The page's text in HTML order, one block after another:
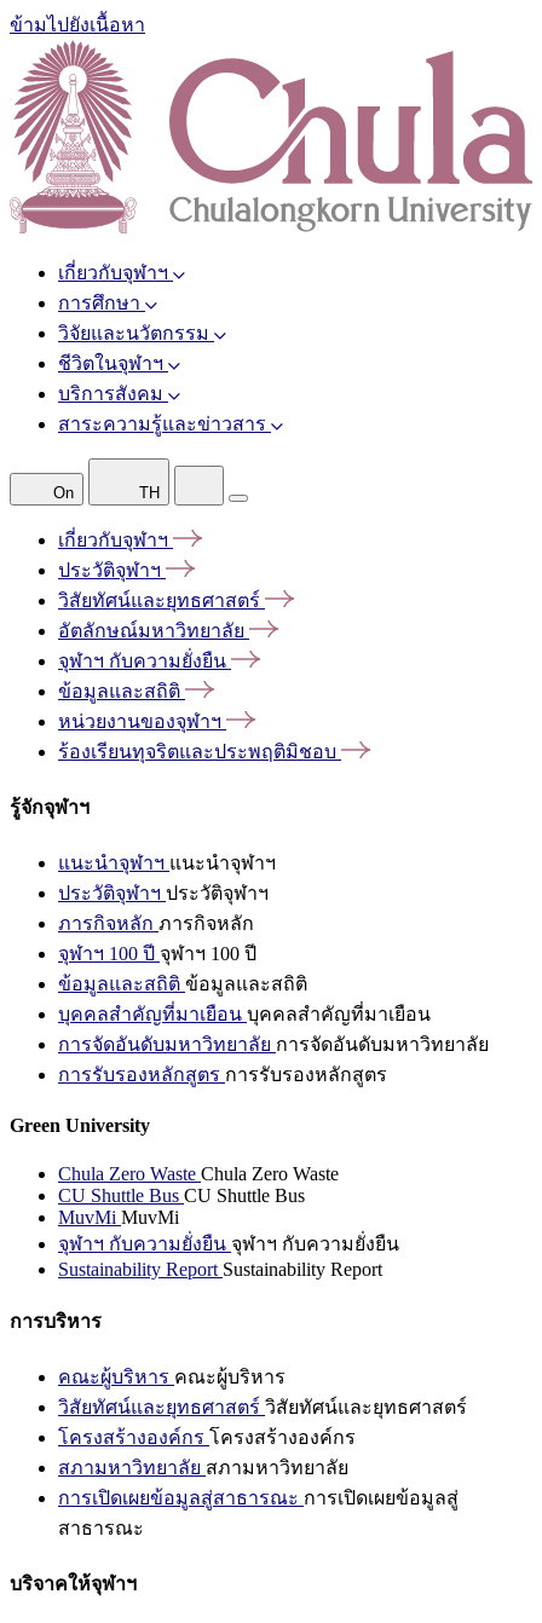
ข้ามไปยังเนื้อหา
เกี่ยวกับจุฬาฯ
การศึกษา
วิจัยและนวัตกรรม
ชีวิตในจุฬาฯ
บริการสังคม
สาระความรู้และข่าวสาร
On TH
เกี่ยวกับจุฬาฯ
ประวัติจุฬาฯ
วิสัยทัศน์และยุทธศาสตร์
อัตลักษณ์มหาวิทยาลัย
จุฬาฯ กับความยั่งยืน
ข้อมูลและสถิติ
หน่วยงานของจุฬาฯ
ร้องเรียนทุจริตและประพฤติมิชอบ
รู้จักจุฬาฯ
แนะนำจุฬาฯ แนะนำจุฬาฯ
ประวัติจุฬาฯ ประวัติจุฬาฯ
ภารกิจหลัก ภารกิจหลัก
จุฬาฯ 100 ปี จุฬาฯ 100 ปี
ข้อมูลและสถิติ ข้อมูลและสถิติ
บุคคลสำคัญที่มาเยือน บุคคลสำคัญที่มาเยือน
การจัดอันดับมหาวิทยาลัย การจัดอันดับมหาวิทยาลัย
การรับรองหลักสูตร การรับรองหลักสูตร
Green University
Chula Zero Waste Chula Zero Waste
CU Shuttle Bus CU Shuttle Bus
MuvMi MuvMi
จุฬาฯ กับความยั่งยืน จุฬาฯ กับความยั่งยืน
Sustainability Report Sustainability Report
การบริหาร
คณะผู้บริหาร คณะผู้บริหาร
วิสัยทัศน์และยุทธศาสตร์ วิสัยทัศน์และยุทธศาสตร์
โครงสร้างองค์กร โครงสร้างองค์กร
สภามหาวิทยาลัย สภามหาวิทยาลัย
การเปิดเผยข้อมูลสู่สาธารณะ การเปิดเผยข้อมูลสู่
สาธารณะ
บริจาคให้จุฬาฯ